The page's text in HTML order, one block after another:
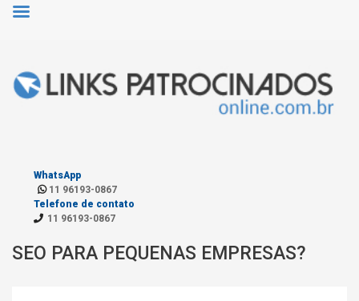
WhatsApp
11 96193-0867
Telefone de contato
11 96193-0867
SEO PARA PEQUENAS EMPRESAS?